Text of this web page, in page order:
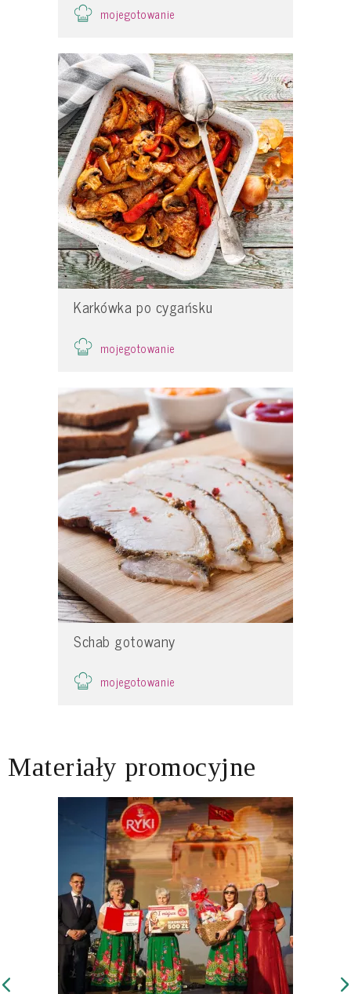
mojegotowanie
Karkówka po cygańsku
mojegotowanie
Schab gotowany
mojegotowanie
Materiały promocyjne